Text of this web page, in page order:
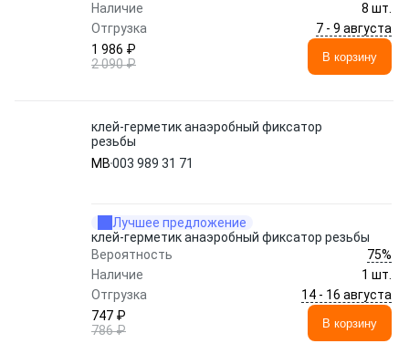
Наличие
8 шт.
Отгрузка
7 - 9 августа
1 986 ₽
2 090 ₽
В корзину
клей-герметик анаэробный фиксатор
резьбы
MB003 989 31 71
Лучшее предложение
клей-герметик анаэробный фиксатор резьбы
Вероятность
75%
Наличие
1 шт.
Отгрузка
14 - 16 августа
747 ₽
786 ₽
В корзину